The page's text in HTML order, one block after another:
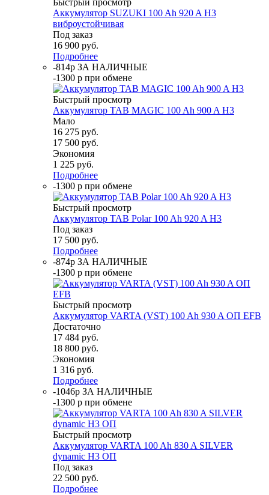
Быстрый просмотр
Аккумулятор SUZUKI 100 Ah 920 A H3
виброустойчивая
Под заказ
16 900 руб.
Подробнее
-814р ЗА НАЛИЧНЫЕ
-1300 р при обмене
Быстрый просмотр
Аккумулятор TAB MAGIC 100 Ah 900 A H3
Мало
16 275 руб.
17 500 руб.
Экономия
1 225 руб.
Подробнее
-1300 р при обмене
Быстрый просмотр
Аккумулятор TAB Polar 100 Ah 920 A H3
Под заказ
17 500 руб.
Подробнее
-874р ЗА НАЛИЧНЫЕ
-1300 р при обмене
Быстрый просмотр
Аккумулятор VARTA (VST) 100 Ah 930 A ОП EFB
Достаточно
17 484 руб.
18 800 руб.
Экономия
1 316 руб.
Подробнее
-1046р ЗА НАЛИЧНЫЕ
-1300 р при обмене
Быстрый просмотр
Аккумулятор VARTA 100 Ah 830 A SILVER
dynamic H3 ОП
Под заказ
22 500 руб.
Подробнее